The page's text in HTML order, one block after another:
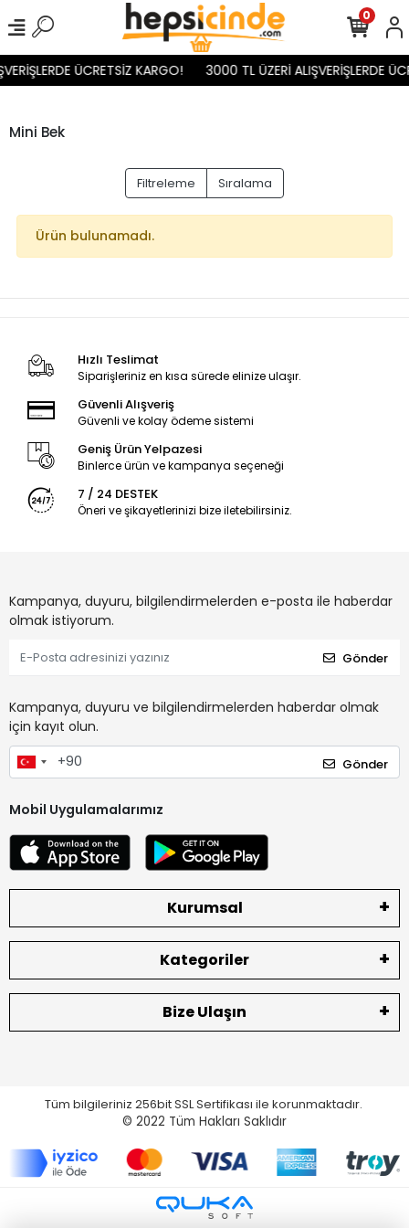
ÜCRETSİZ KARGO! 3000 TL ÜZERİ ALIŞVERİŞLERDE
0
Mini Bek
Filtreleme Sıralama
Ürün bulunamadı.
Hızlı Teslimat
Siparişleriniz en kısa sürede elinize ulaşır.
Güvenli Alışveriş
Güvenli ve kolay ödeme sistemi
Geniş Ürün Yelpazesi
Binlerce ürün ve kampanya seçeneği
7 / 24 DESTEK
Öneri ve şikayetlerinizi bize iletebilirsiniz.
Kampanya, duyuru, bilgilendirmelerden e-posta ile haberdar
olmak istiyorum.
Gönder
Kampanya, duyuru ve bilgilendirmelerden haberdar olmak
için kayıt olun.
Gönder
Mobil Uygulamalarımız
Kurumsal
Kategoriler
Bize Ulaşın
Tüm bilgileriniz 256bit SSL Sertifikası ile korunmaktadır.
© 2022 Tüm Hakları Saklıdır